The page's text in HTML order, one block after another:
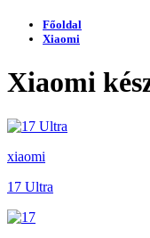
Főoldal
Xiaomi
Xiaomi
xiaomi
17 Ultra